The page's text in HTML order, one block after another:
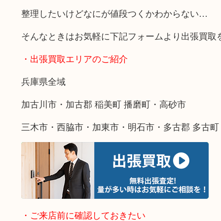
整理したいけどなにが値段つくかわからない…
そんなときはお気軽に下記フォームより出張買取
・出張買取エリアのご紹介
兵庫県全域
加古川市・加古郡 稲美町 播磨町・高砂市
三木市・西脇市・加東市・明石市・多古郡 多古町
・ご来店前に確認しておきたい